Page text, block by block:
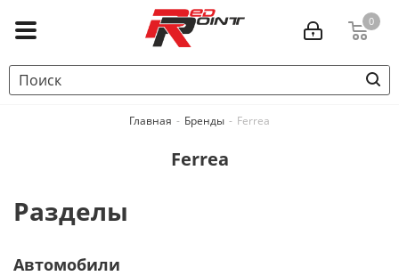
0
Главная - Бренды - Ferrea
Ferrea
Разделы
Автомобили